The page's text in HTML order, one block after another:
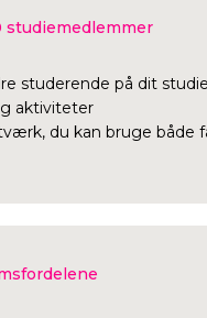
studiemedlemmer
studerende på dit
aktiviteter
du kan bruge både